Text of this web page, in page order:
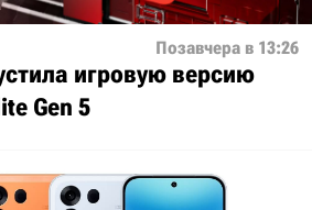
Позавчера в 13:26
игровую версию
Gen 5